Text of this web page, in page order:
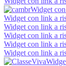
Widget
Widget con link a
Widget con link a
Widget con link a
Widget con link a
Widget con link a